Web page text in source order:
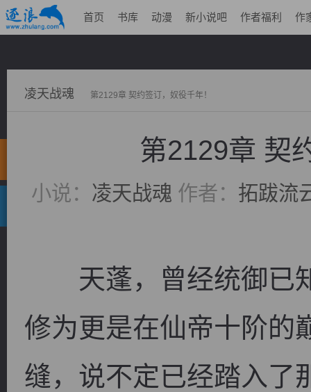
首页 书库 动漫 新小说吧 作者福利 作
凌天战魂 第2129章 契约签订，奴役千年！
第2129章 契
小说： 凌天战魂 作者： 拓跋流
天蓬，曾经统御已
修为更是在仙帝十阶的
缝，说不定已经踏入了